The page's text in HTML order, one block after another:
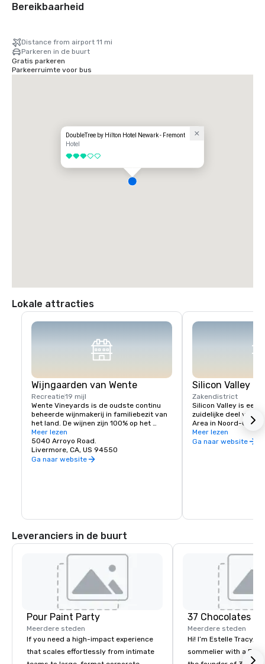
Bereikbaarheid
Distance from airport 11 mi
Parkeren in de buurt
Gratis parkeren
Parkeerruimte voor bus
DoubleTree by Hilton Hotel Newark - Fremont
Hotel
3 van 5
Lokale attracties
Wijngaarden van Wente
Recreatie19 mijl
Wente Vineyards is de oudste continu
beheerde wijnmakerij in familiebezit van
het land. De wijnen zijn 100% op het
landgoed geteeld en duurzaam geteeld
in de appellaties Livermore Valley, San
Francisco Bay en Arroyo Seco, Monterey.
Het wijnhuis is eigendom van en wordt
jaar. De ontwikkeling van de Wente-kloon
wijngaarden in heel Californië en het
Californische Chardonnay met het label
van een variëteit introduceerde. De
familie Wente is er trots op erkend te
worden als „California's eerste
chardonnayfamilie”.
Meer lezen
5040 Arroyo Road.
Livermore, CA, US 94550
Ga naar website
Silicon Valley
Zakendistrict
Silicon Valley is een
zuidelijke deel van
Area in Noord-
Staten. Het is de
van's werelds
Meer lezen
Ga naar website
Leveranciers in de buurt
Pour Paint Party
Meerdere steden
If you need a high-impact experience
that scales effortlessly from intimate
37 Chocolates
Meerdere steden
Hi! I’m Estelle Tracy, a
sommelier with a